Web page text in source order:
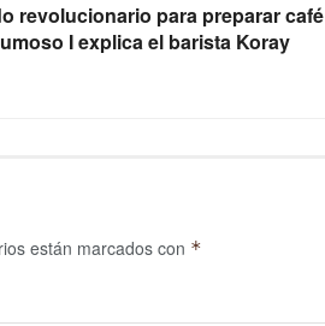
revolucionario para preparar café
I explica el barista Koray
están marcados con *